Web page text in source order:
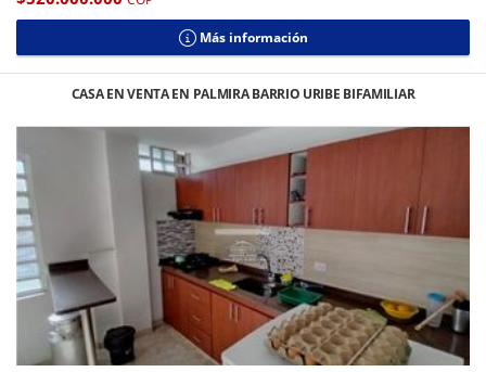
Más información
CASA EN VENTA EN PALMIRA BARRIO URIBE BIFAMILIAR